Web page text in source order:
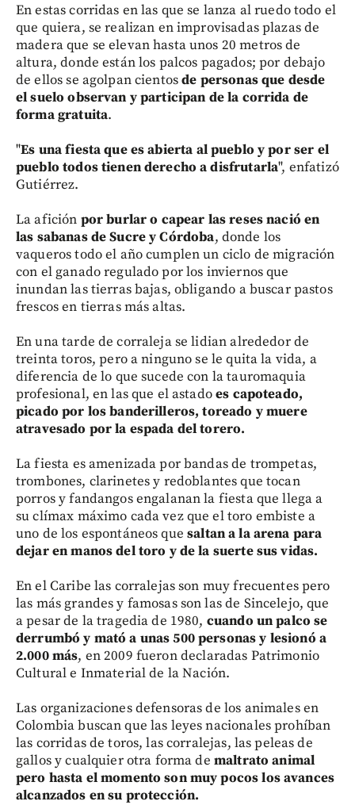
En estas corridas en las que se lanza al ruedo todo el
que quiera, se realizan en improvisadas plazas de
madera que se elevan hasta unos 20 metros de
altura, donde están los palcos pagados; por debajo
de ellos se agolpan cientosde personas que desde
el suelo observan y participan de la corrida de
forma gratuita.
"Es una fiesta que es abierta al pueblo y por ser el
pueblo todos tienen derecho a disfrutarla", enfatizó
Gutiérrez.
La afición por burlar o capear las reses nació en
las sabanas de Sucre y Córdoba, donde los
vaqueros todo el año cumplen un ciclo de migración
con el ganado regulado por los inviernos que
inundan las tierras bajas, obligando a buscar pastos
frescos en tierras más altas.
En una tarde de corraleja se lidian alrededor de
treinta toros, pero a ninguno se le quita la vida, a
diferencia de lo que sucede con la tauromaquia
profesional, en las que el astadoes capoteado,
picado por los banderilleros, toreado y muere
atravesado por la espada del torero.
La fiesta es amenizada por bandas de trompetas,
trombones, clarinetes y redoblantes que tocan
porros y fandangos engalanan la fiesta que llega a
su clímax máximo cada vez que el toro embiste a
uno de los espontáneos quesaltan a la arena para
dejar en manos del toro y de la suerte sus vidas.
En el Caribe las corralejas son muy frecuentes pero
las más grandes y famosas son las de Sincelejo, que
a pesar de la tragedia de 1980, cuando un palco se
derrumbó y mató a unas 500 personas y lesionó a
2.000 más, en 2009 fueron declaradas Patrimonio
Cultural e Inmaterial de la Nación.
Las organizaciones defensoras de los animales en
Colombia buscan que las leyes nacionales prohíban
las corridas de toros, las corralejas, las peleas de
gallos y cualquier otra forma de maltrato animal
pero hasta el momento son muy pocos los avances
alcanzados en su protección.